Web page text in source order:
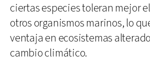
ciertas especies toleran mejor
otros organismos marinos, lo
ventaja en ecosistemas
cambio climático.